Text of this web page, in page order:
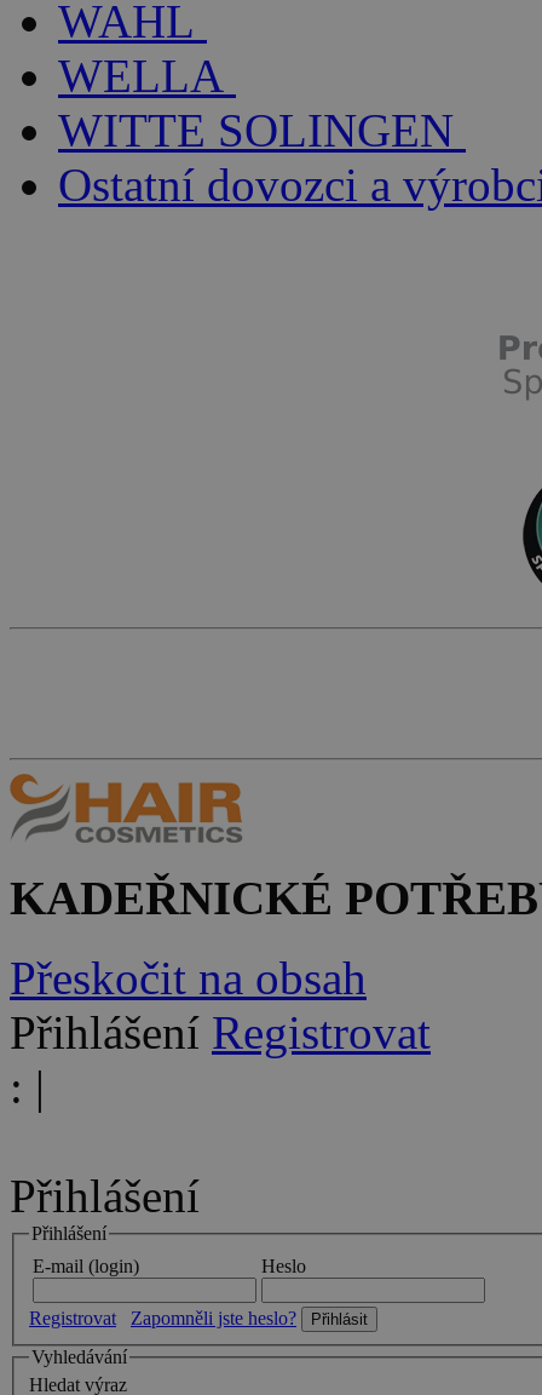
WAHL
WELLA
WITTE SOLINGEN
Ostatní dovozci a
KADEŘNICKÉ
Přeskočit na obsah
Přihlášení Registrovat
: |
Přihlášení
Přihlášení
E-mail (login)
Heslo
Registrovat
Zapomněli jste heslo?
Vyhledávání
Hledat výraz